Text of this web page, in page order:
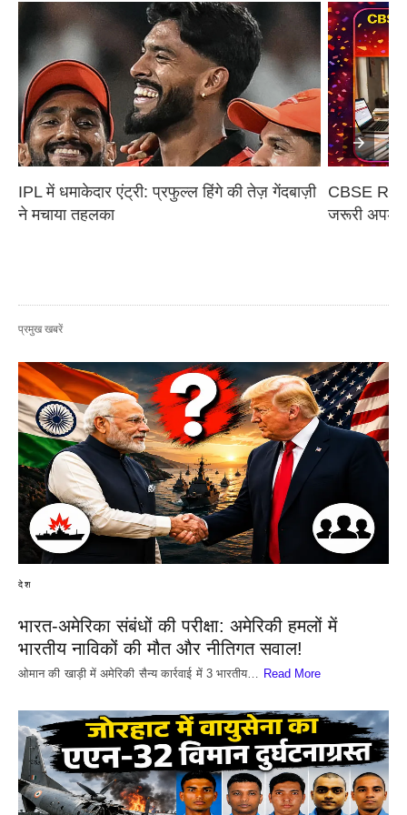
IPL में धमाकेदार एंट्री: प्रफुल्ल हिंगे की तेज़ गेंदबाज़ी
ने मचाया तहलका
CBSE
जरूरी
प्रमुख खबरें
देश
भारत-अमेरिका संबंधों की परीक्षा: अमेरिकी हमलों में
भारतीय नाविकों की मौत और नीतिगत सवाल!
​ओमान की खाड़ी में अमेरिकी सैन्य कार्रवाई में 3 भारतीय… Read More